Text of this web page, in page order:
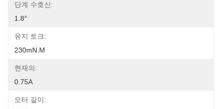
단계 수호신:
1.8°
유지 토크:
230mN.m
현재의:
0.75A
모터 길이: